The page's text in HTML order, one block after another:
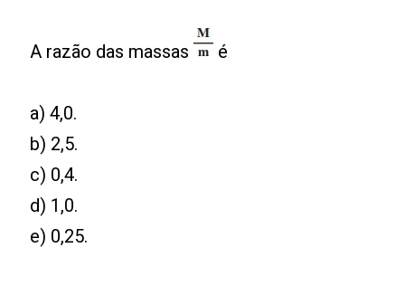
A razão das massas é
a) 4,0.
b) 2,5.
c) 0,4.
d) 1,0.
e) 0,25.